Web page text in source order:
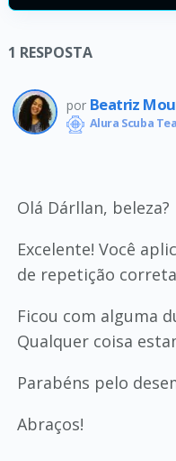
1 RESPOSTA
por Beatriz
Alura Scuba
Olá Dárllan, beleza?
Excelente! Você
de repetição
Ficou com alguma
Qualquer coisa
Parabéns pelo
Abraços!